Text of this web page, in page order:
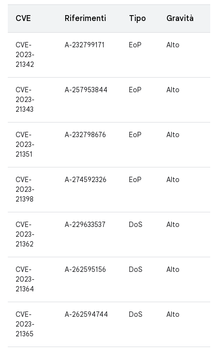
CVE Riferimenti Tipo Gravità
CVE-
2023-
21342
A-232799171 EoP Alto
CVE-
2023-
21343
A-257953844 EoP Alto
CVE-
2023-
21351
A-232798676 EoP Alto
CVE-
2023-
21398
A-274592326 EoP Alto
CVE-
2023-
21362
A-229633537 DoS Alto
CVE-
2023-
21364
A-262595156 DoS Alto
CVE-
2023-
21365
A-262594744 DoS Alto